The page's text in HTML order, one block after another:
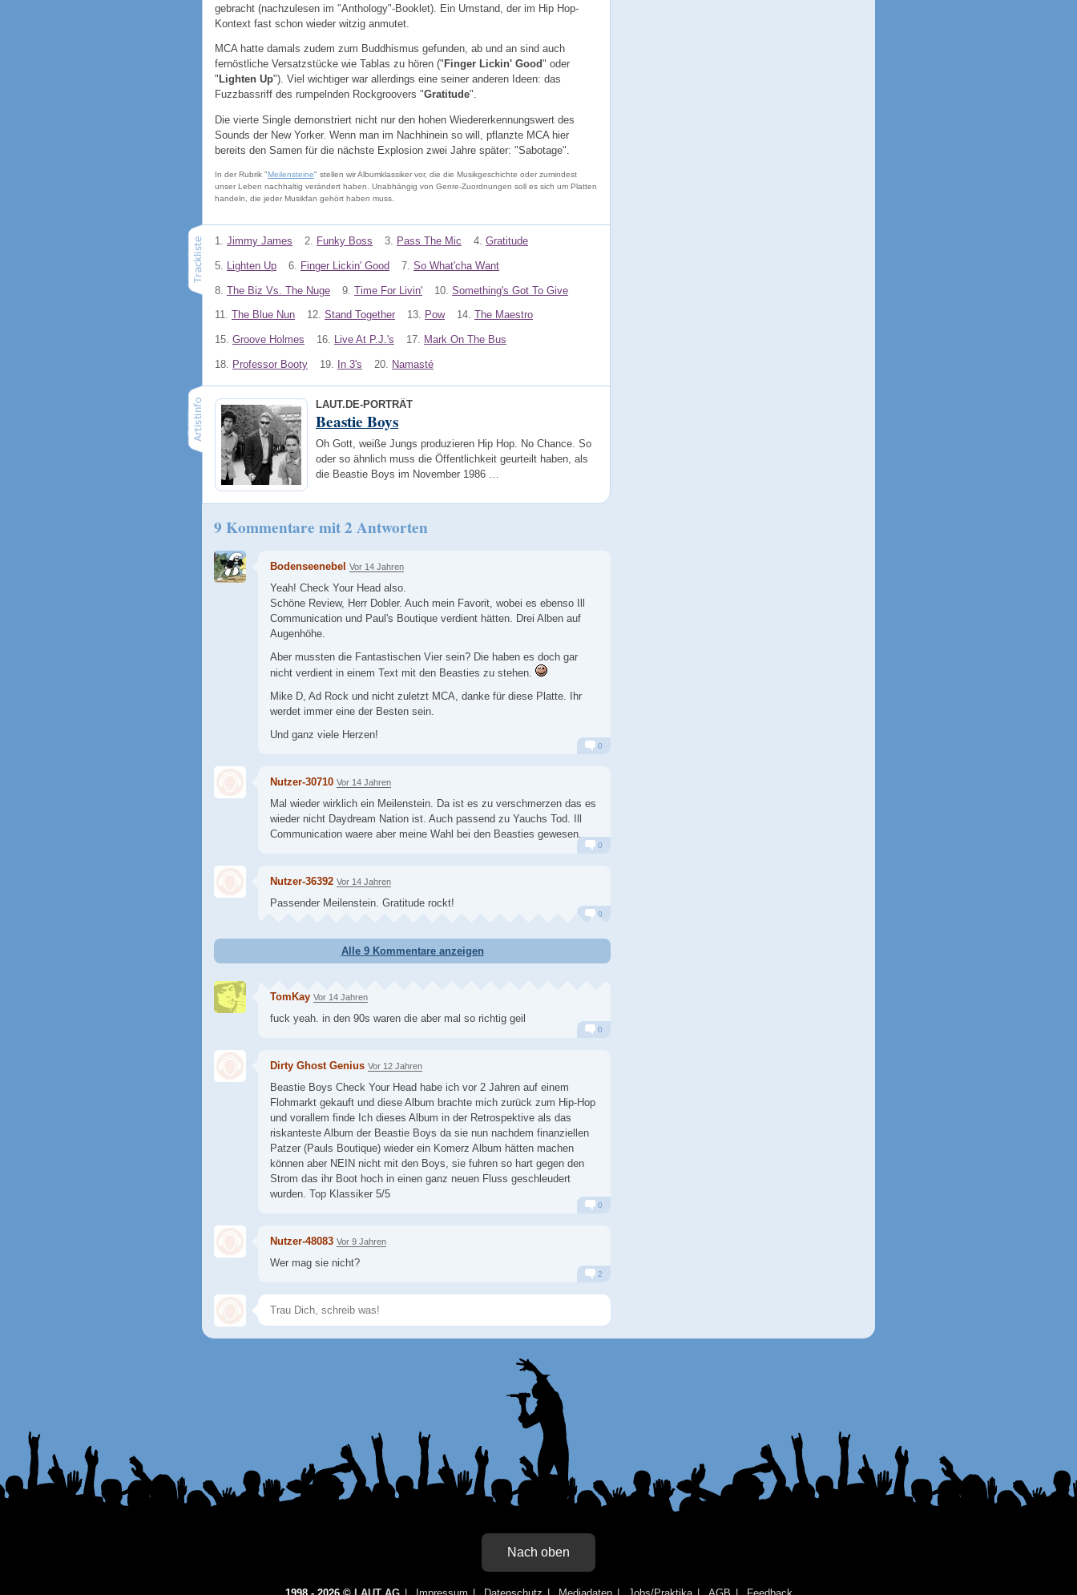
gebracht (nachzulesen im "Anthology"-Booklet). Ein Umstand, der im Hip Hop-
Kontext fast schon wieder witzig anmutet.
MCA hatte damals zudem zum Buddhismus gefunden, ab und an sind auch
fernöstliche Versatzstücke wie Tablas zu hören (" Finger Lickin' Good" oder
" Lighten Up"). Viel wichtiger war allerdings eine seiner anderen Ideen: das
Fuzzbassriff des rumpelnden Rockgroovers "Gratitude".
Die vierte Single demonstriert nicht nur den hohen Wiedererkennungswert des
Sounds der New Yorker. Wenn man im Nachhinein so will, pflanzte MCA hier
bereits den Samen für die nächste Explosion zwei Jahre später: "Sabotage".
In der Rubrik "Meilensteine" stellen wir Albumklassiker vor, die die Musikgeschichte oder zumindest
unser Leben nachhaltig verändert haben. Unabhängig von Genre-Zuordnungen soll es sich um Platten
handeln, die jeder Musikfan gehört haben muss.
1. Jimmy James 2. Funky Boss 3. Pass The Mic 4. Gratitude
5. Lighten Up 6. Finger Lickin' Good 7. So What'cha Want
8. The Biz Vs. The Nuge 9. Time For Livin' 10. Something's Got To Give
11. The Blue Nun 12. Stand Together 13. Pow 14. The Maestro
15. Groove Holmes 16. Live At P.J.'s 17. Mark On The Bus
18. Professor Booty 19. In 3's 20. Namasté
LAUT.DE-PORTRÄT
Beastie Boys
Oh Gott, weiße Jungs produzieren Hip Hop. No Chance. So
oder so ähnlich muss die Öffentlichkeit geurteilt haben, als
die Beastie Boys im November 1986 …
9 Kommentare mit 2 Antworten
Bodenseenebel Vor 14 Jahren
Yeah! Check Your Head also.
Schöne Review, Herr Dobler. Auch mein Favorit, wobei es ebenso Ill
Communication und Paul's Boutique verdient hätten. Drei Alben auf
Augenhöhe.
Aber mussten die Fantastischen Vier sein? Die haben es doch gar
nicht verdient in einem Text mit den Beasties zu stehen.
Mike D, Ad Rock und nicht zuletzt MCA, danke für diese Platte. Ihr
werdet immer eine der Besten sein.
Und ganz viele Herzen!
0
Nutzer-30710 Vor 14 Jahren
Mal wieder wirklich ein Meilenstein. Da ist es zu verschmerzen das es
wieder nicht Daydream Nation ist. Auch passend zu Yauchs Tod. Ill
Communication waere aber meine Wahl bei den Beasties gewesen.
0
Nutzer-36392 Vor 14 Jahren
Passender Meilenstein. Gratitude rockt!
0
Alle 9 Kommentare anzeigen
TomKay Vor 14 Jahren
fuck yeah. in den 90s waren die aber mal so richtig geil
0
Dirty Ghost Genius Vor 12 Jahren
Beastie Boys Check Your Head habe ich vor 2 Jahren auf einem
Flohmarkt gekauft und diese Album brachte mich zurück zum Hip-Hop
und vorallem finde Ich dieses Album in der Retrospektive als das
riskanteste Album der Beastie Boys da sie nun nachdem finanziellen
Patzer (Pauls Boutique) wieder ein Komerz Album hätten machen
können aber NEIN nicht mit den Boys, sie fuhren so hart gegen den
Strom das ihr Boot hoch in einen ganz neuen Fluss geschleudert
wurden. Top Klassiker 5/5
0
Nutzer-48083 Vor 9 Jahren
Wer mag sie nicht?
Alarm Antworten
2
Speichern
Nach oben